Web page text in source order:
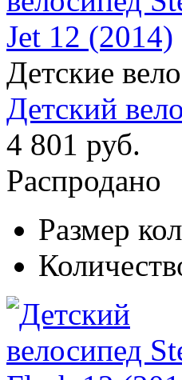
Детские
Детский
4 801 руб.
Распродано
Размер